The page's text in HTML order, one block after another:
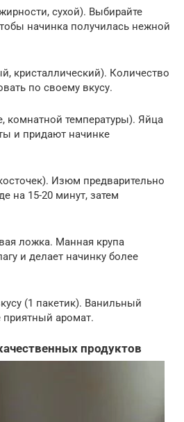
сухой). Выбирайте
начинка получилась нежной
кристаллический). Количество
по своему вкусу.
комнатной температуры). Яйца
и придают начинке
Изюм предварительно
на 15-20 минут, затем
ложка. Манная крупа
и делает начинку более
(1 пакетик). Ванильный
приятный аромат.
продуктов